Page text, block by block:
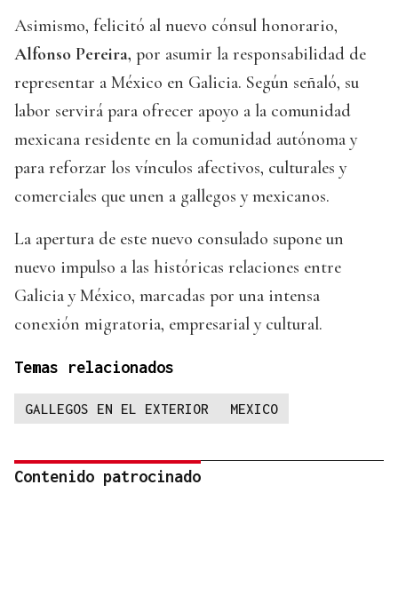
Asimismo, felicitó al nuevo cónsul honorario,
Alfonso Pereira, por asumir la responsabilidad de
representar a México en Galicia. Según señaló, su
labor servirá para ofrecer apoyo a la comunidad
mexicana residente en la comunidad autónoma y
para reforzar los vínculos afectivos, culturales y
comerciales que unen a gallegos y mexicanos.
La apertura de este nuevo consulado supone un
nuevo impulso a las históricas relaciones entre
Galicia y México, marcadas por una intensa
conexión migratoria, empresarial y cultural.
Temas relacionados
GALLEGOS EN EL EXTERIOR MEXICO
Contenido patrocinado